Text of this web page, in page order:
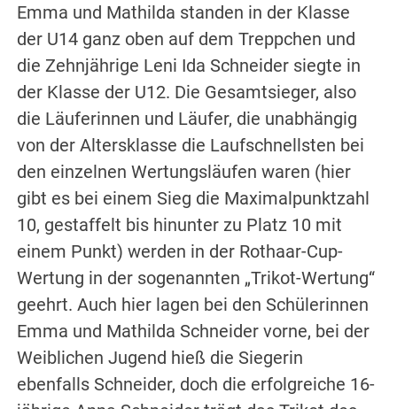
Emma und Mathilda standen in der Klasse
der U14 ganz oben auf dem Treppchen und
die Zehnjährige Leni Ida Schneider siegte in
der Klasse der U12. Die Gesamtsieger, also
die Läuferinnen und Läufer, die unabhängig
von der Altersklasse die Laufschnellsten bei
den einzelnen Wertungsläufen waren (hier
gibt es bei einem Sieg die Maximalpunktzahl
10, gestaffelt bis hinunter zu Platz 10 mit
einem Punkt) werden in der Rothaar-Cup-
Wertung in der sogenannten „Trikot-Wertung“
geehrt. Auch hier lagen bei den Schülerinnen
Emma und Mathilda Schneider vorne, bei der
Weiblichen Jugend hieß die Siegerin
ebenfalls Schneider, doch die erfolgreiche 16-